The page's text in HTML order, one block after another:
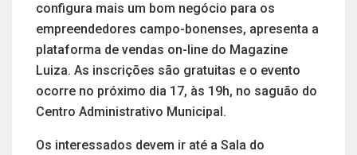
configura mais um bom negócio para os
empreendedores campo-bonenses, apresenta a
plataforma de vendas on-line do Magazine
Luiza. As inscrições são gratuitas e o evento
ocorre no próximo dia 17, às 19h, no saguão do
Centro Administrativo Municipal.
Os interessados devem ir até a Sala do